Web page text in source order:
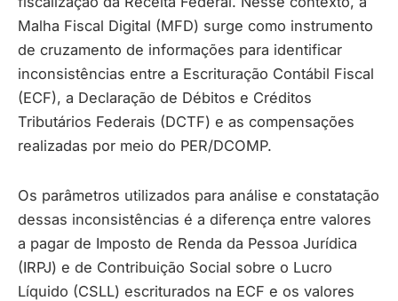
Malha Fiscal Digital (MFD) surge como instrumento
de cruzamento de informações para identificar
inconsistências entre a Escrituração Contábil Fiscal
(ECF), a Declaração de Débitos e Créditos
Tributários Federais (DCTF) e as compensações
realizadas por meio do PER/DCOMP.
Os parâmetros utilizados para análise e constatação
dessas inconsistências é a diferença entre valores
a pagar de Imposto de Renda da Pessoa Jurídica
(IRPJ) e de Contribuição Social sobre o Lucro
Líquido (CSLL) escriturados na ECF e os valores